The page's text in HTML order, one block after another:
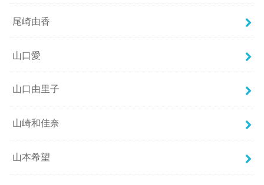
尾崎由香
山口愛
山口由里子
山崎和佳奈
山本希望